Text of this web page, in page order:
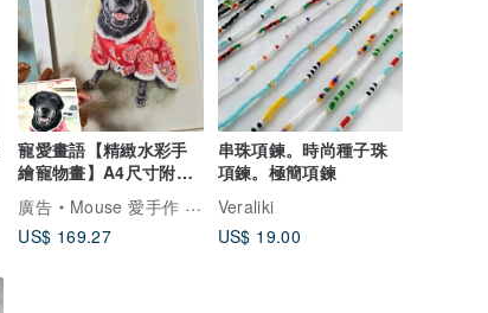
寵愛畫語【精緻水彩手
繪寵物畫】A4尺寸附框
似顏繪
廣告
Mouse 愛手作 - 寵愛畫語 (手繪精緻寵物畫)
US$ 169.27
串珠項鍊。時尚種子珠
項鍊。極簡項鍊
Veraliki
US$ 19.00